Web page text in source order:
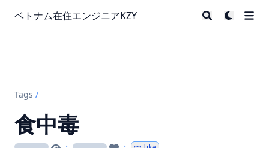
ベトナム在住エンジニアKZY
Tags /
食中毒